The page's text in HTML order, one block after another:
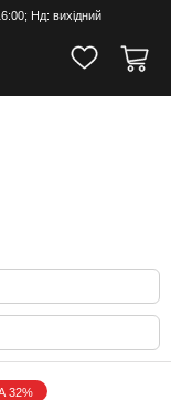
Нд: вихідний
32%